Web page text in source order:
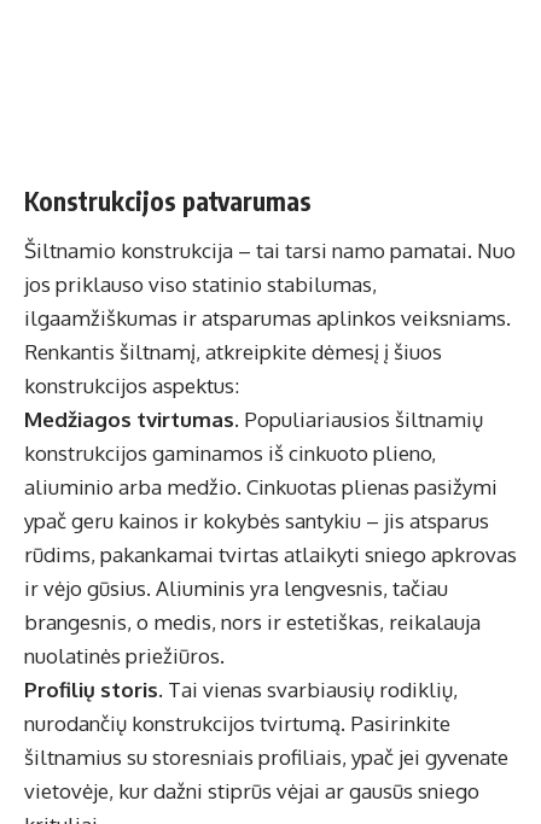
Konstrukcijos patvarumas
Šiltnamio konstrukcija – tai tarsi namo pamatai. Nuo
jos priklauso viso statinio stabilumas,
ilgaamžiškumas ir atsparumas aplinkos veiksniams.
Renkantis šiltnamį, atkreipkite dėmesį į šiuos
konstrukcijos aspektus:
Medžiagos tvirtumas. Populiariausios šiltnamių
konstrukcijos gaminamos iš cinkuoto plieno,
aliuminio arba medžio. Cinkuotas plienas pasižymi
ypač geru kainos ir kokybės santykiu – jis atsparus
rūdims, pakankamai tvirtas atlaikyti sniego apkrovas
ir vėjo gūsius. Aliuminis yra lengvesnis, tačiau
brangesnis, o medis, nors ir estetiškas, reikalauja
nuolatinės priežiūros.
Profilių storis. Tai vienas svarbiausių rodiklių,
nurodančių konstrukcijos tvirtumą. Pasirinkite
šiltnamius su storesniais profiliais, ypač jei gyvenate
vietovėje, kur dažni stiprūs vėjai ar gausūs sniego